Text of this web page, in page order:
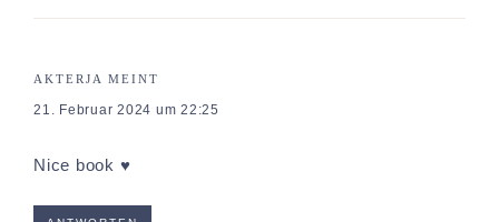
AKTERJA MEINT
21. Februar 2024 um 22:25
Nice book ♥️